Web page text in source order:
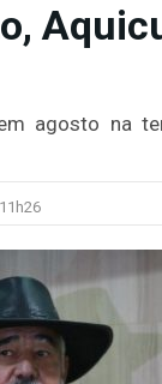
agosto na
11h26